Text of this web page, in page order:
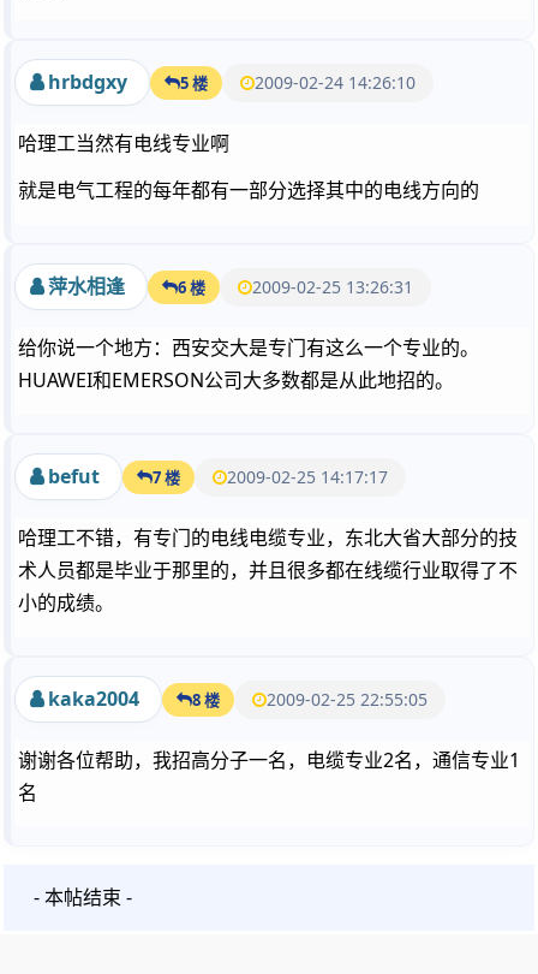
hrbdgxy 5 楼 2009-02-24 14:26:10
哈理工当然有电线专业啊
就是电气工程的每年都有一部分选择其中的电线方向的
萍水相逢 6 楼 2009-02-25 13:26:31
给你说一个地方：西安交大是专门有这么一个专业的。
HUAWEI和EMERSON公司大多数都是从此地招的。
befut 7 楼 2009-02-25 14:17:17
哈理工不错，有专门的电线电缆专业，东北大省大部分的技
术人员都是毕业于那里的，并且很多都在线缆行业取得了不
小的成绩。
kaka2004 8 楼 2009-02-25 22:55:05
谢谢各位帮助，我招高分子一名，电缆专业2名，通信专业1
名
- 本帖结束 -